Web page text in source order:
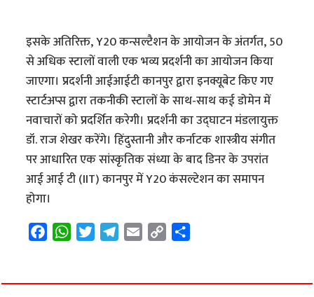
इसके अतिरिक्त, Y20 कन्सल्टैशन के आयोजन के अंतर्गत, 50
से अधिक स्टालों वाली एक भव्य प्रदर्शनी का आयोजन किया
जाएगा। प्रदर्शनी आईआईटी कानपुर द्वारा इनक्यूबेट किए गए
स्टार्टअप्स द्वारा तकनीकी स्टालों के साथ-साथ कई डोमेन में
नवाचारों को प्रदर्शित करेगी। प्रदर्शनी का उद्घाटन मंडलायुक्त
डॉ. राज शेखर करेंगे। हिंदुस्तानी और कर्नाटक शास्त्रीय संगीत
पर आधारित एक सांस्कृतिक संध्या के बाद डिनर के उपरांत
आई आई टी (IIT) कानपुर में Y20 कंसल्टेशन का समापन
होगा।
e
W
t
t
e
i
y
r